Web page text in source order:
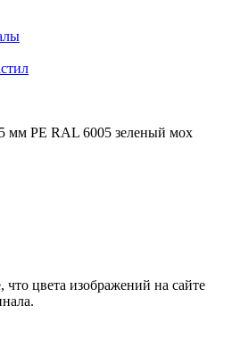
мм РЕ RAL 6005 зеленый мох
цвета изображений на сайте